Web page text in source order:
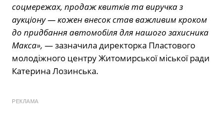
соцмережах, продаж квитків та виручка з
аукціону — кожен внесок став важливим кроком
до придбання автомобіля для нашого захисника
Макса», — зазначила директорка Пластового
молодіжного центру Житомирської міської ради
Катерина Лозинська.
РЕКЛАМА